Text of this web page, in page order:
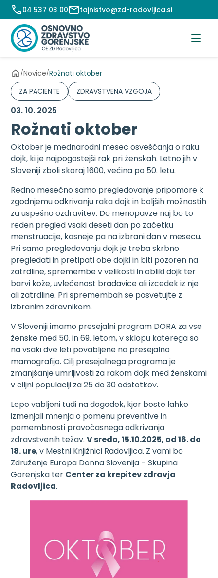
Preskoči
na
vsebino
04 537 03 00 tajnistvo@zd-radovljica.si
/Novice/Rožnati oktober
ZA PACIENTE
ZDRAVSTVENA VZGOJA
03. 10. 2025
Rožnati oktober
Oktober je mednarodni mesec osveščanja o raku
dojk, ki je najpogostejši rak pri ženskah. Letno jih v
Sloveniji zboli skoraj 1600, večina po 50. letu.
Redno mesečno samo pregledovanje pripomore k
zgodnjemu odkrivanju raka dojk in boljših možnostih
za uspešno ozdravitev. Do menopavze naj bo to
reden pregled vsaki deseti dan po začetku
menstruacije, kasneje pa na izbrani dan v mesecu.
Pri samo pregledovanju dojk je treba skrbno
pregledati in pretipati obe dojki in biti pozoren na
zatrdline, spremembe v velikosti in obliki dojk ter
barvi kože, uvlečenost bradavice ali izcedek iz nje
ali zatrdline. Pri spremembah se posvetujte z
izbranim zdravnikom.
V Sloveniji imamo presejalni program DORA za vse
ženske med 50. in 69. letom, v sklopu katerega so
na vsaki dve leti povabljene na presejalno
mamografijo. Cilj presejalnega programa je
zmanjšanje umrljivosti za rakom dojk med ženskami
v ciljni populaciji za 25 do 30 odstotkov.
Lepo vabljeni tudi na dogodek, kjer boste lahko
izmenjali mnenja o pomenu preventive in
pomembnosti pravočasnega odkrivanja
zdravstvenih težav.V sredo, 15.10.2025, od 16. do
18. ure, v Mestni Knjižnici Radovljica. Z vami bo
Združenje Europa Donna Slovenija – Skupina
Gorenjska ter Center za krepitev zdravja
Radovljica.